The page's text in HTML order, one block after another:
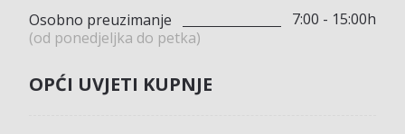
Osobno preuzimanje
(od ponedjeljka do petka)
7:00 - 15:00h
OPĆI UVJETI KUPNJE